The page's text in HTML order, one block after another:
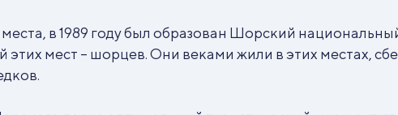
в 1989 году был образован Шорский
мест – шорцев. Они веками жили в этих местах,